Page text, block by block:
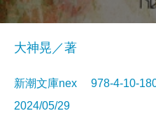
大神晃／著
新潮文庫nex 978-4-10-
2024/05/29